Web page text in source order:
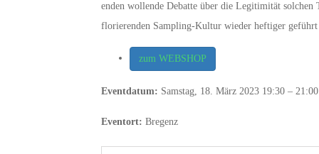
enden wollende Debatte über die Legitimität
florierenden Sampling-Kultur wieder heftiger
zum WEBSHOP
Eventdatum: Samstag, 18. März 2023 19:30 – 21:00
Eventort: Bregenz